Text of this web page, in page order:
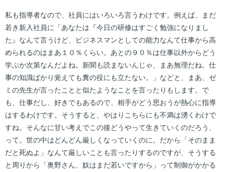
私も指導者なので、社員にはいろいろ言うわけです。例えば、まだ
若き新入社員に「あなたは『今日の研修はすごく勉強になりまし
た』なんて言うけど、ビジネスマンとしての能力なんて仕事から高
められるのはまあ１０％くらい。あとの９０％は仕事以外からどう
学ぶか次第なんだよね。新聞も読まないんじゃ、まあ無理だね。仕
事の知識ばかり覚えても糞の役にも立たない。」などと、まあ、ゼ
ミの先生が言ったことと似たようなことを言ったりもします。で
も、仕事だし、好きでもあるので、相手がどう思おうが熱心に指導
はするわけです。そうすると、やはりこちらにも不満は湧くわけで
すね。そんなに甘い考えでこの後どうやって生きていくのだろう、
って。世の中はどんどん厳しくなっていくのに。だから「そのまま
だと死ぬよ」なんて厳しいことも言ったりするのですが、そうする
と周りから「奥野さん、奴はまだ若いですから」って制御がかかる